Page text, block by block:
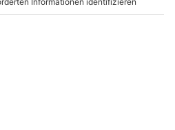
Magdeburg (60 Min.)